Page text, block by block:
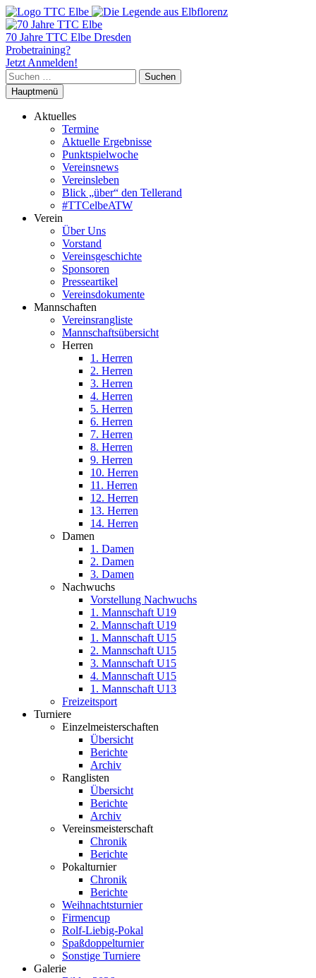
70 Jahre TTC Elbe Dresden
Probetraining?
Jetzt Anmelden!
Suchen
nach:
Hauptmenü
Aktuelles
Termine
Aktuelle Ergebnisse
Punktspielwoche
Vereinsnews
Vereinsleben
Blick „über“ den Tellerand
#TTCelbeATW
Verein
Über Uns
Vorstand
Vereinsgeschichte
Sponsoren
Presseartikel
Vereinsdokumente
Mannschaften
Vereinsrangliste
Mannschaftsübersicht
Herren
1. Herren
2. Herren
3. Herren
4. Herren
5. Herren
6. Herren
7. Herren
8. Herren
9. Herren
10. Herren
11. Herren
12. Herren
13. Herren
14. Herren
Damen
1. Damen
2. Damen
3. Damen
Nachwuchs
Vorstellung Nachwuchs
1. Mannschaft U19
2. Mannschaft U19
1. Mannschaft U15
2. Mannschaft U15
3. Mannschaft U15
4. Mannschaft U15
1. Mannschaft U13
Freizeitsport
Turniere
Einzelmeisterschaften
Übersicht
Berichte
Archiv
Ranglisten
Übersicht
Berichte
Archiv
Vereinsmeisterschaft
Chronik
Berichte
Pokalturnier
Chronik
Berichte
Weihnachtsturnier
Firmencup
Rolf-Liebig-Pokal
Spaßdoppelturnier
Sonstige Turniere
Galerie